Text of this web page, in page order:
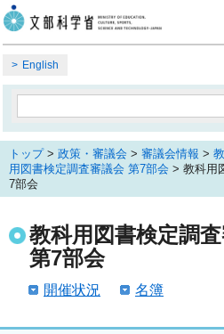
English
トップ> 政策・審議会 > 審議会情報 >
用図書検定調査審議会 第7部会 > 教科用
7部会
教科用図書検定調
第7部会
開催状況 名簿